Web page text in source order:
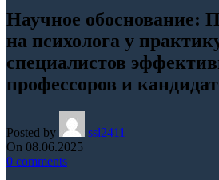
Научное обоснование:
на психолога у
специалистов
профессоров и
Posted by
ssl2411
On 08.06.2025
0 comments